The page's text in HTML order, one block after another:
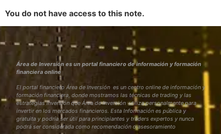
You do not have access to this note.
Área de Inversión es un portal financiero de información y formación
financiera online
El portal financiero Área de Inversión es un centro online de información y
formación financiera, donde mostramos las técnicas de trading y las
estrategias inversión que Área de Inversión utiliza personalmente para
invertir en los mercados financieros. Esta Información es pública y
gratuita y podría ser útil para principiantes y traders expertos y nunca
podrá ser considerada como recomendación o asesoramiento